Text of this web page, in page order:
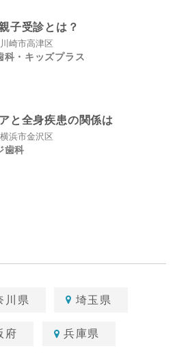
子受診とは？
崎市高津区
科・キッズプラス
と全身疾患の関係は
浜市金沢区
歯科
川県 埼玉県
府 兵庫県